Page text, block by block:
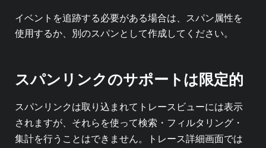
イベントを追跡する必要がある場合は、スパン属性を
使用するか、別のスパンとして作成してください。
スパンリンクのサポートは限定的
スパンリンクは取り込まれてトレースビューには表示
されますが、それらを使って検索・フィルタリング・
集計を行うことはできません。トレース詳細画面では